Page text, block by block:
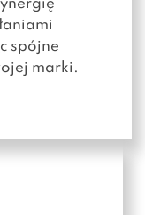
spójne
marki.